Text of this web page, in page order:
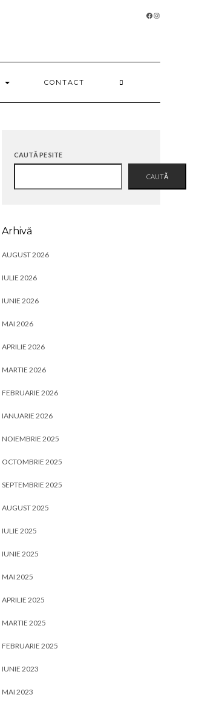
FACEBOOK
INSTAGRAM
CONTACT
CAUTĂ PE SITE
CAUTĂ
Arhivă
AUGUST 2026
IULIE 2026
IUNIE 2026
MAI 2026
APRILIE 2026
MARTIE 2026
FEBRUARIE 2026
IANUARIE 2026
NOIEMBRIE 2025
OCTOMBRIE 2025
SEPTEMBRIE 2025
AUGUST 2025
IULIE 2025
IUNIE 2025
MAI 2025
APRILIE 2025
MARTIE 2025
FEBRUARIE 2025
IUNIE 2023
MAI 2023